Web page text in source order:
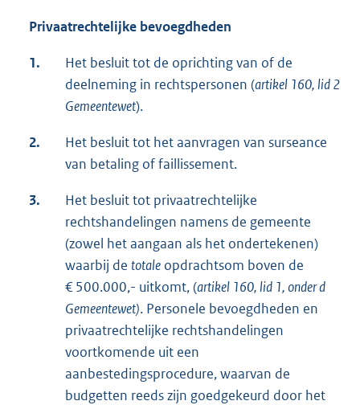
Privaatrechtelijke bevoegdheden
1.
Het besluit tot de oprichting van of de
deelneming in rechtspersonen (artikel 160, lid 2
Gemeentewet).
2.
Het besluit tot het aanvragen van surseance
van betaling of faillissement.
3.
Het besluit tot privaatrechtelijke
rechtshandelingen namens de gemeente
(zowel het aangaan als het ondertekenen)
waarbij de totale opdrachtsom boven de
€ 500.000,- uitkomt, (artikel 160, lid 1, onder d
Gemeentewet). Personele bevoegdheden en
privaatrechtelijke rechtshandelingen
voortkomende uit een
aanbestedingsprocedure, waarvan de
budgetten reeds zijn goedgekeurd door het